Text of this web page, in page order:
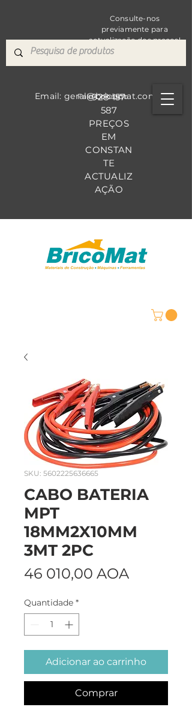
Consulte-nos
previamente para
actualização dos preços!
928 157
587
PREÇOS
EM
CONSTAN
TE
ACTUALIZ
AÇÃO
Fale Conosco
Email: geral@bricomat.com
SKU: 5602225636665
CABO BATERIA
MPT
18MM2X10MM
3MT 2PC
46 010,00 AOA
Quantidade *
Adicionar ao carrinho
Comprar